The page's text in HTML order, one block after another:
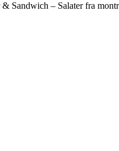
Sandwich – Salater fra